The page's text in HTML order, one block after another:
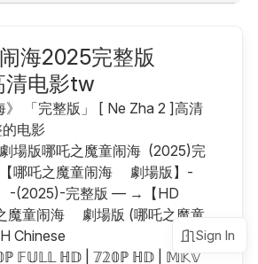
海2025完整版
清电影tw
》 「完整版」 [ Ne Zha 2 ]高清
电影
場版哪吒之魔童闹海  (2025)完
哪吒之魔童闹海     劇場版】-
-(2025)-完整版 — →【HD
童闹海     劇場版 (哪吒之魔童
Chinese
𝔽𝕌𝕃𝕃 ℍ𝔻 | 𝟟𝟚𝟘ℙ ℍ𝔻 | 𝕄𝕂𝕍
Sign In